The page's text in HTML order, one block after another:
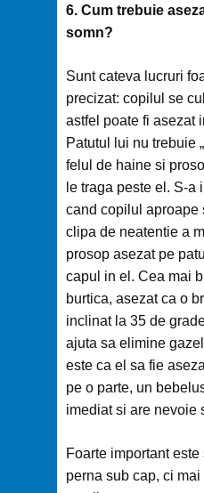
6. Cum trebuie
somn?
Sunt cateva lucruri
precizat: copilul se
astfel poate fi asezat
Patutul lui nu trebuie
felul de haine si
le traga peste el. S-a
cand copilul aproape
clipa de neatentie a
prosop asezat pe
capul in el. Cea mai
burtica, asezat ca o
inclinat la 35 de
ajuta sa elimine
este ca el sa fie
pe o parte, un
imediat si are nevoie
Foarte important
perna sub cap, ci